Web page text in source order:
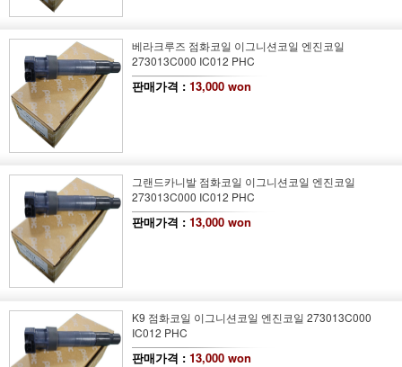
베라크루즈 점화코일 이그니션코일 엔진코일
273013C000 IC012 PHC
판매가격 : 13,000 won
그랜드카니발 점화코일 이그니션코일 엔진코일
273013C000 IC012 PHC
판매가격 : 13,000 won
K9 점화코일 이그니션코일 엔진코일 273013C000
IC012 PHC
판매가격 : 13,000 won